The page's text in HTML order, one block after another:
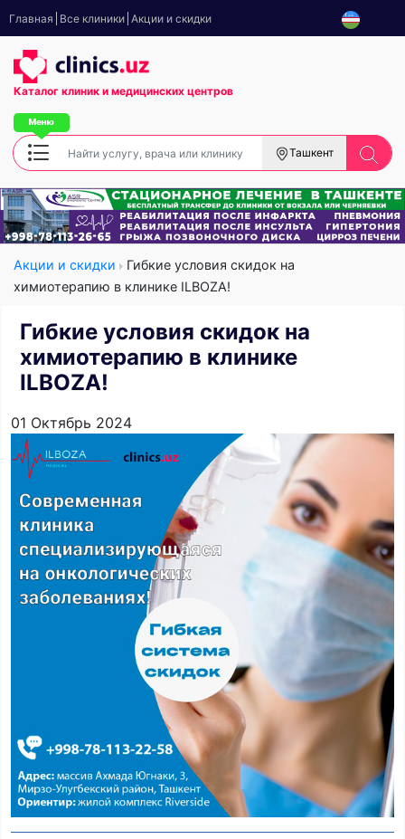
Главная Все клиники Акции и скидки
Каталог клиник и медицинских центров
Ташкент
Акции и скидки
Гибкие условия скидок на
химиотерапию в клинике ILBOZA!
Гибкие условия скидок на
химиотерапию в клинике
ILBOZA!
01 Октябрь 2024